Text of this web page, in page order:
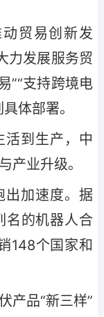
贸易创新发
力发展服务贸
”“支持跨境电
体部署。
活到生产，中
产业升级。
出加速度。据
名的机器人合
148个国家和
产品“新三样”